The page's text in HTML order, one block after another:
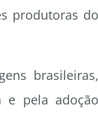
produtoras do
brasileiras,
e pela adoção